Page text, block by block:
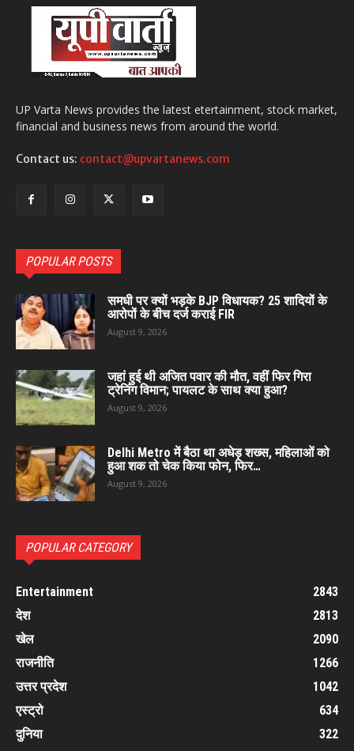
UP Varta News provides the latest etertainment, stock market,
financial and business news from around the world.
Contact us: contact@upvartanews.com
POPULAR POSTS
समधी पर क्यों भड़के BJP विधायक? 25 शादियों के
आरोपों के बीच दर्ज कराई FIR
August 9, 2026
जहां हुई थी अजित पवार की मौत, वहीं फिर गिरा
ट्रेनिंग विमान; पायलट के साथ क्या हुआ?
August 9, 2026
Delhi Metro में बैठा था अधेड़ शख्स, महिलाओं को
हुआ शक तो चेक किया फोन, फिर…
August 9, 2026
POPULAR CATEGORY
Entertainment
2843
देश
2813
खेल
2090
राजनीति
1266
उत्तर प्रदेश
1042
एस्ट्रो
634
दुनिया
322